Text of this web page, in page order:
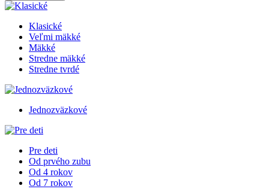
Klasické
Veľmi mäkké
Mäkké
Stredne mäkké
Stredne tvrdé
Jednozväzkové
Pre deti
Od prvého zubu
Od 4 rokov
Od 7 rokov